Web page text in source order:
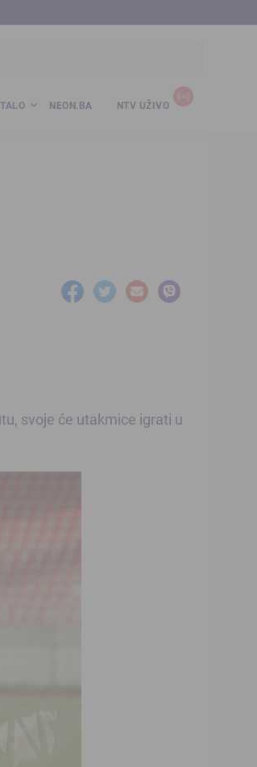
NEON.BA NTV UŽIVO
svoje će utakmice igrati u